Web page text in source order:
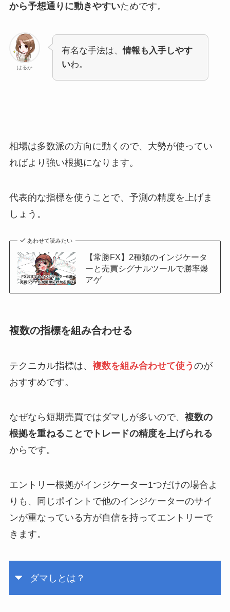
から予想通りに動きやすいためです。
はるか
有名な手法は、情報も入手しやす
いわ。
相場は多数派の方向に動くので、大勢が使ってい
ればより強い根拠になります。
代表的な指標を使うことで、予測の精度を上げま
しょう。
あわせて読みたい
【常勝FX】2種類のインジケータ
ーと売買シグナルツールで勝率爆
アゲ
複数の指標を組み合わせる
テクニカル指標は、 複数を組み合わせて使う のが
おすすめです。
なぜなら短期売買ではダマしが多いので、 複数の
根拠を重ねることでトレードの精度を上げられる
からです。
エントリー根拠がインジケーター1つだけの場合よ
りも、同じポイントで他のインジケーターのサイ
ンが重なっている方が自信を持ってエントリーで
きます。
ダマしとは？